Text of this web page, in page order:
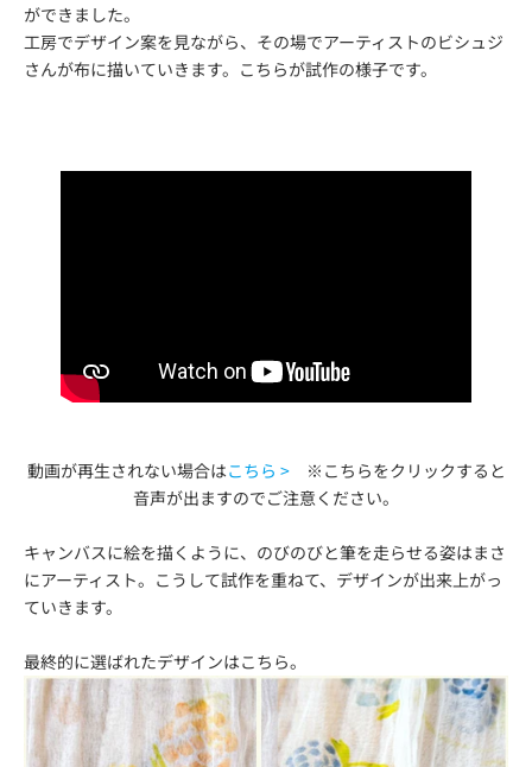
ができました。
工房でデザイン案を見ながら、その場でアーティストのビシュジ
さんが布に描いていきます。こちらが試作の様子です。
動画が再生されない場合はこちら >※こちらをクリックすると
音声が出ますのでご注意ください。
キャンバスに絵を描くように、のびのびと筆を走らせる姿はまさ
にアーティスト。こうして試作を重ねて、デザインが出来上がっ
ていきます。
最終的に選ばれたデザインはこちら。